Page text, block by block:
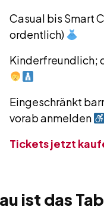
Casual bis Smart
ordentlich)
Kinderfreundlich;
Eingeschränkt
vorab anmelden
Tickets jetzt
ist das